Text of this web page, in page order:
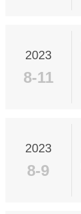
2023
8-11
2023
8-9